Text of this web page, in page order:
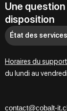
Une
disposition
État des services
Horaires du
du lundi au
contact@cobalt-